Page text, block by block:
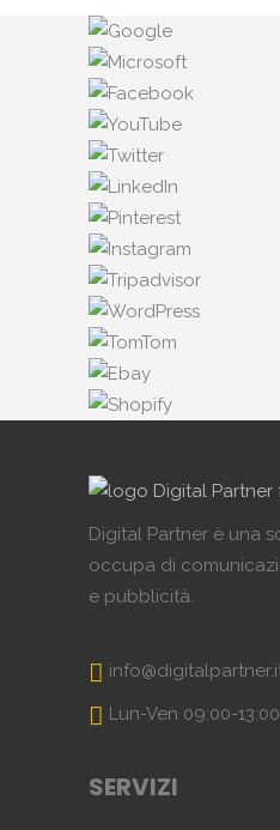
Digital Partner è una
occupa di
e pubblicità.
Lun-Ven 09:00-
SERVIZI